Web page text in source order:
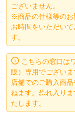
ございません。
※商品の仕様等のお
お時間をいただい
す。
こちらの窓口は
販）専用でございま
店舗でのご購入商
ねます。恐れ入り
たします。